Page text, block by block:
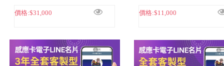
多價格:$31,000 價格:$11,000